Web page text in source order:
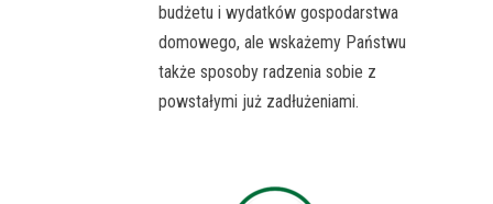
budżetu i wydatków gospodarstwa
domowego, ale wskażemy Państwu
także sposoby radzenia sobie z
powstałymi już zadłużeniami.